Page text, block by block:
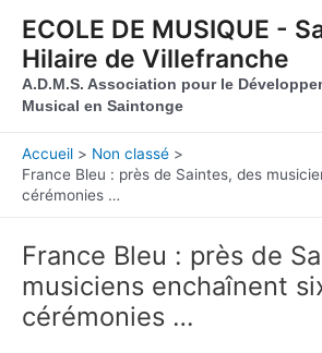
ECOLE DE MUSIQUE -
Hilaire de Villefranche
A.D.M.S. Association pour le
Musical en Saintonge
Accueil
Non classé
France Bleu : près de Saintes, des
cérémonies …
France Bleu : près de
musiciens enchaînent
cérémonies …